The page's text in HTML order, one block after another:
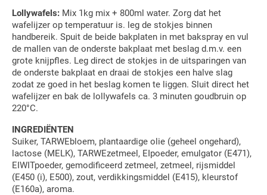
Lollywafels: Mix 1kg mix + 800ml water. Zorg dat het
wafelijzer op temperatuur is. leg de stokjes binnen
handbereik. Spuit de beide bakplaten in met bakspray en vul
de mallen van de onderste bakplaat met beslag d.m.v. een
grote knijpfles. Leg direct de stokjes in de uitsparingen van
de onderste bakplaat en draai de stokjes een halve slag
zodat ze goed in het beslag komen te liggen. Sluit direct het
wafelijzer en bak de lollywafels ca. 3 minuten goudbruin op
220°C.
INGREDIËNTEN
Suiker, TARWEbloem, plantaardige olie (geheel ongehard),
lactose (MELK), TARWEzetmeel, EIpoeder, emulgator (E471),
EIWITpoeder, gemodificeerd zetmeel, zetmeel, rijsmiddel
(E450 (i), E500), zout, verdikkingsmiddel (E415), kleurstof
(E160a), aroma.